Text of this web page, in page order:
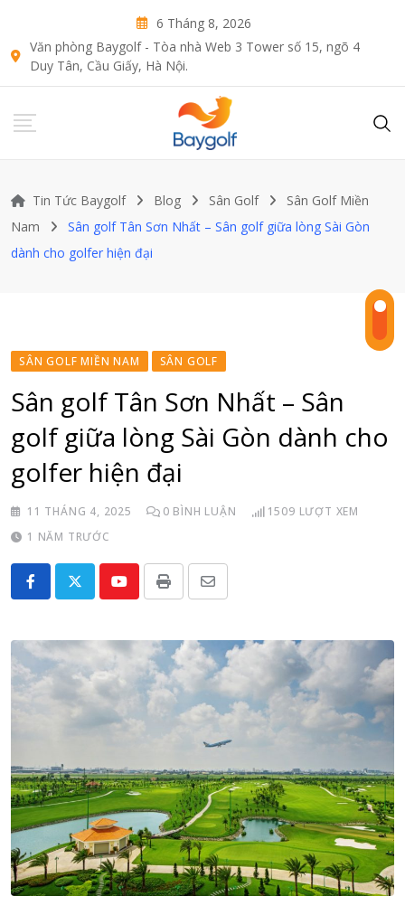
content
6 Tháng 8, 2026
Văn phòng Baygolf - Tòa nhà Web 3 Tower số 15, ngõ 4
Duy Tân, Cầu Giấy, Hà Nội.
Tin Tức Baygolf Blog Sân Golf
Sân Golf Miền
Nam
Sân golf Tân Sơn Nhất – Sân golf giữa lòng Sài Gòn
dành cho golfer hiện đại
SÂN GOLF MIỀN NAM SÂN GOLF
Sân golf Tân Sơn Nhất – Sân
golf giữa lòng Sài Gòn dành cho
golfer hiện đại
11 THÁNG 4, 2025 0 BÌNH LUẬN 1509 LƯỢT XEM
1 NĂM TRƯỚC
YoutubePrint
Share
Email